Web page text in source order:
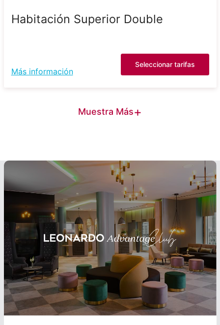
Habitación Superior Double
Más información
Seleccionar tarifas
Muestra Más+